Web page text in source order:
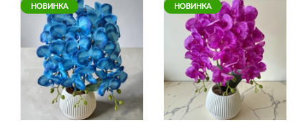
НОВИНКА НОВИНКА